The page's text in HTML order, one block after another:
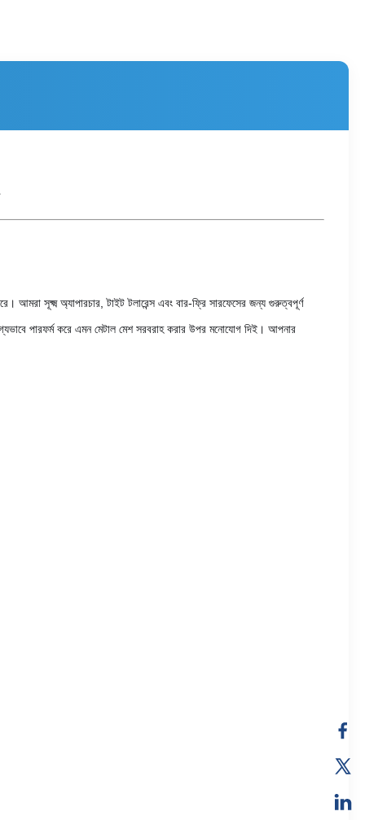
সূক্ষ্ম অ্যাপারচার, টাইট টলারেন্স এবং বার-ফ্রি সারফেসের জন্য গুরুত্বপূর্ণ
পারফর্ম করে এমন মেটাল মেশ সরবরাহ করার উপর মনোযোগ দিই। আপনার